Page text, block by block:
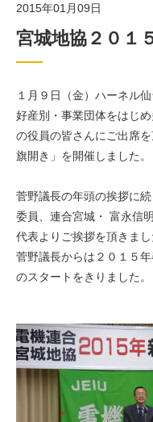
2015年01月09日
宮城地協２０１
１月９日（金）ハーネル
好産別・事業団体をはじ
の役員の皆さんにご出席
旗開き」を開催しました。
菅野議長の年頭の挨拶に
委員、連合宮城・ 富永信
代表よりご挨拶を頂きまし
菅野議長からは２０１５
のスタートをきりました。